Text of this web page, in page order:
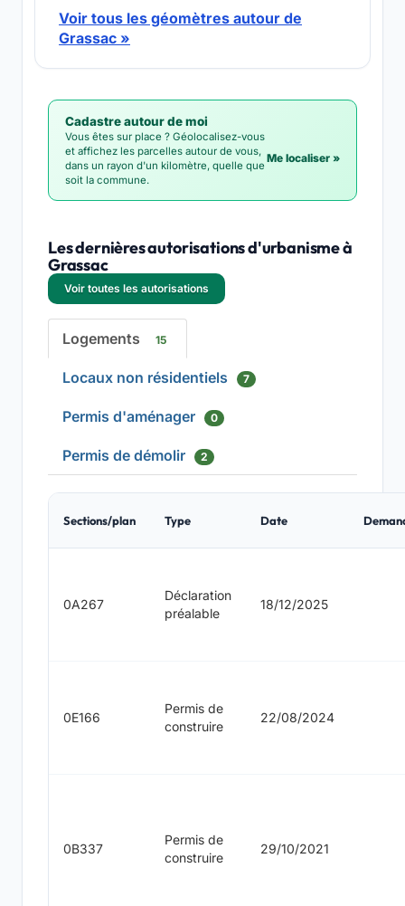
Voir tous les géomètres autour de
Grassac »
Cadastre autour de moi
Vous êtes sur place ? Géolocalisez-vous
et affichez les parcelles autour de vous,
dans un rayon d'un kilomètre, quelle que
soit la commune.
Me localiser »
Les dernières autorisations d'urbanisme à
Grassac
Voir toutes les autorisations
Logements 15
Locaux non résidentiels 7
Permis d'aménager 0
Permis de démolir 2
Sections/plan Type Date
0A267
Déclaration
préalable
18/12/2025
0E166
Permis de
construire
22/08/2024
0B337
Permis de
construire
29/10/2021